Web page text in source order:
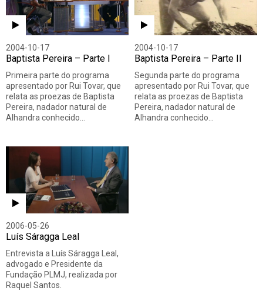
2004-10-17
Baptista Pereira – Parte I
Primeira parte do programa
apresentado por Rui Tovar, que
relata as proezas de Baptista
Pereira, nadador natural de
Alhandra conhecido…
2004-10-17
Baptista Pereira – Parte II
Segunda parte do programa
apresentado por Rui Tovar, que
relata as proezas de Baptista
Pereira, nadador natural de
Alhandra conhecido…
2006-05-26
Luís Sáragga Leal
Entrevista a Luís Sáragga Leal,
advogado e Presidente da
Fundação PLMJ, realizada por
Raquel Santos.